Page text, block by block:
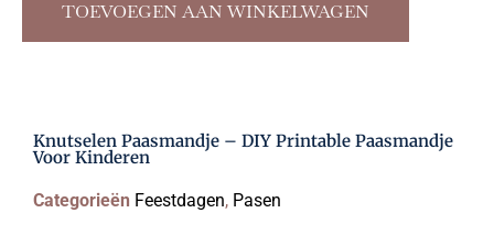
TOEVOEGEN AAN WINKELWAGEN
Knutselen Paasmandje – DIY Printable Paasmandje
Voor Kinderen
Categorieën Feestdagen, Pasen